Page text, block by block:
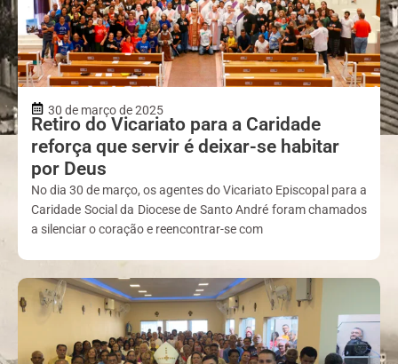
30 de março de 2025
Retiro do Vicariato para a Caridade
reforça que servir é deixar-se habitar
por Deus
No dia 30 de março, os agentes do Vicariato Episcopal para a
Caridade Social da Diocese de Santo André foram chamados
a silenciar o coração e reencontrar-se com